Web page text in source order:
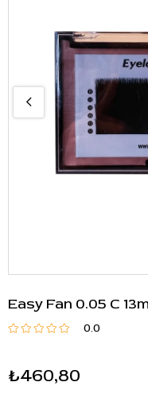
Easy Fan 0.05 C
0.0
₺460,80